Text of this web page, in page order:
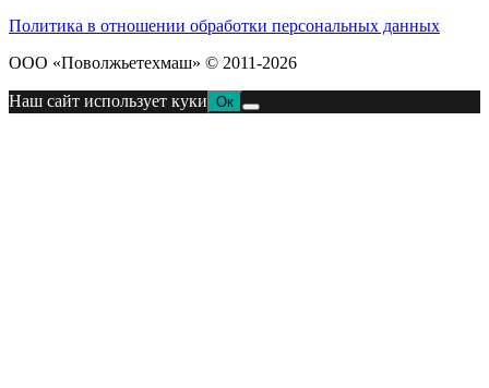
Политика в отношении обработки персональных данных
ООО «Поволжьетехмаш» © 2011-2026
Наш сайт использует куки Ок